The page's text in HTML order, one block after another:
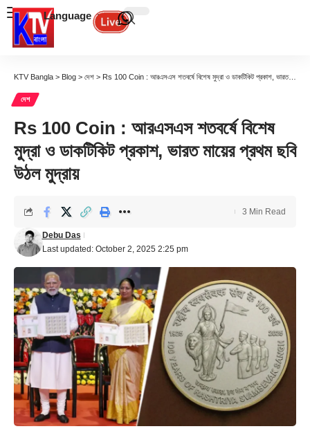
Language
KTV Bangla > Blog > দেশ > Rs 100 Coin : আরএসএস শতবর্ষে বিশেষ মুদ্রা ও ডাকটিকিট প্রকাশ, ভারত মায়ের প্রথম ছবি উঠল মুদ্রায়
দেশ
Rs 100 Coin : আরএসএস শতবর্ষে বিশেষ
মুদ্রা ও ডাকটিকিট প্রকাশ, ভারত মায়ের প্রথম ছবি
উঠল মুদ্রায়
Last updated: October 2, 2025 2:25 pm
Debu Das
3 Min Read